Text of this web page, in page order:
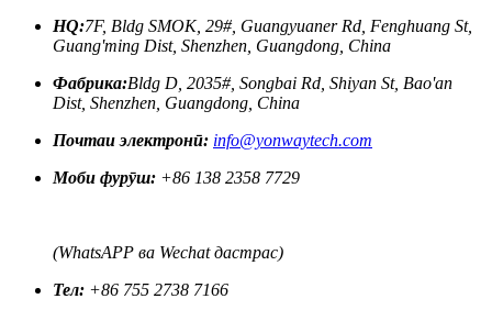
HQ:7F, Bldg SMOK, 29#, Guangyuaner Rd, Fenghuang St,
Guang'ming Dist, Shenzhen, Guangdong, China
Фабрика:Bldg D, 2035#, Songbai Rd, Shiyan St, Bao'an
Dist, Shenzhen, Guangdong, China
Почтаи электронӣ: info@yonwaytech.com
Моби фурӯш: +86 138 2358 7729
(WhatsAPP ва Wechat дастрас)
Тел: +86 755 2738 7166